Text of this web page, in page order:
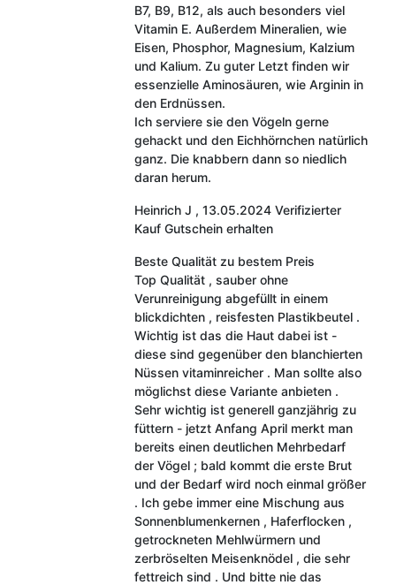
B7, B9, B12, als auch besonders viel
Vitamin E. Außerdem Mineralien, wie
Eisen, Phosphor, Magnesium, Kalzium
und Kalium. Zu guter Letzt finden wir
essenzielle Aminosäuren, wie Arginin in
den Erdnüssen.
Ich serviere sie den Vögeln gerne
gehackt und den Eichhörnchen natürlich
ganz. Die knabbern dann so niedlich
daran herum.
Heinrich J , 13.05.2024 Verifizierter
Kauf Gutschein erhalten
Beste Qualität zu bestem Preis
Top Qualität , sauber ohne
Verunreinigung abgefüllt in einem
blickdichten , reisfesten Plastikbeutel .
Wichtig ist das die Haut dabei ist -
diese sind gegenüber den blanchierten
Nüssen vitaminreicher . Man sollte also
möglichst diese Variante anbieten .
Sehr wichtig ist generell ganzjährig zu
füttern - jetzt Anfang April merkt man
bereits einen deutlichen Mehrbedarf
der Vögel ; bald kommt die erste Brut
und der Bedarf wird noch einmal größer
. Ich gebe immer eine Mischung aus
Sonnenblumenkernen , Haferflocken ,
getrockneten Mehlwürmern und
zerbröselten Meisenknödel , die sehr
fettreich sind . Und bitte nie das